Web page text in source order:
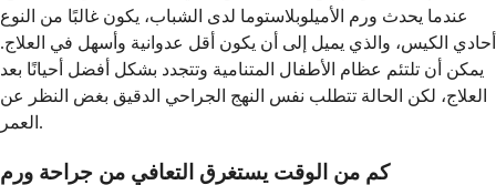
عندما يحدث ورم الأميلوبلاستوما لدى الشباب، يكون غالبًا من النوع
أحادي الكيس، والذي يميل إلى أن يكون أقل عدوانية وأسهل في العلاج.
يمكن أن تلتئم عظام الأطفال المتنامية وتتجدد بشكل أفضل أحيانًا بعد
العلاج، لكن الحالة تتطلب نفس النهج الجراحي الدقيق بغض النظر عن
العمر.
كم من الوقت يستغرق التعافي من جراحة ورم